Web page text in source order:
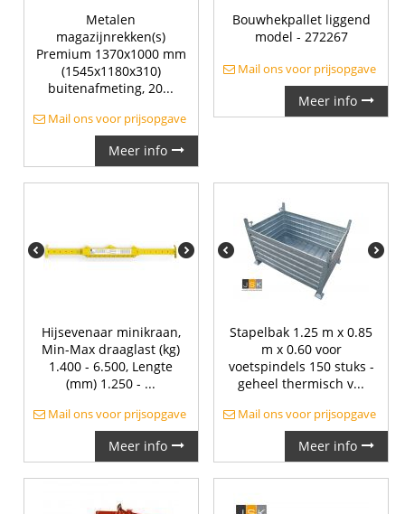
Metalen
magazijnrekken(s)
Premium 1370x1000 mm
(1545x1180x310)
buitenafmeting, 20...
Mail ons voor prijsopgave
Meer info
Bouwhekpallet liggend
model - 272267
Mail ons voor prijsopgave
Meer info
Hijsevenaar minikraan,
Min-Max draaglast (kg)
1.400 - 6.500, Lengte
(mm) 1.250 - ...
Mail ons voor prijsopgave
Meer info
Stapelbak 1.25 m x 0.85
m x 0.60 voor
voetspindels 150 stuks -
geheel thermisch v...
Mail ons voor prijsopgave
Meer info